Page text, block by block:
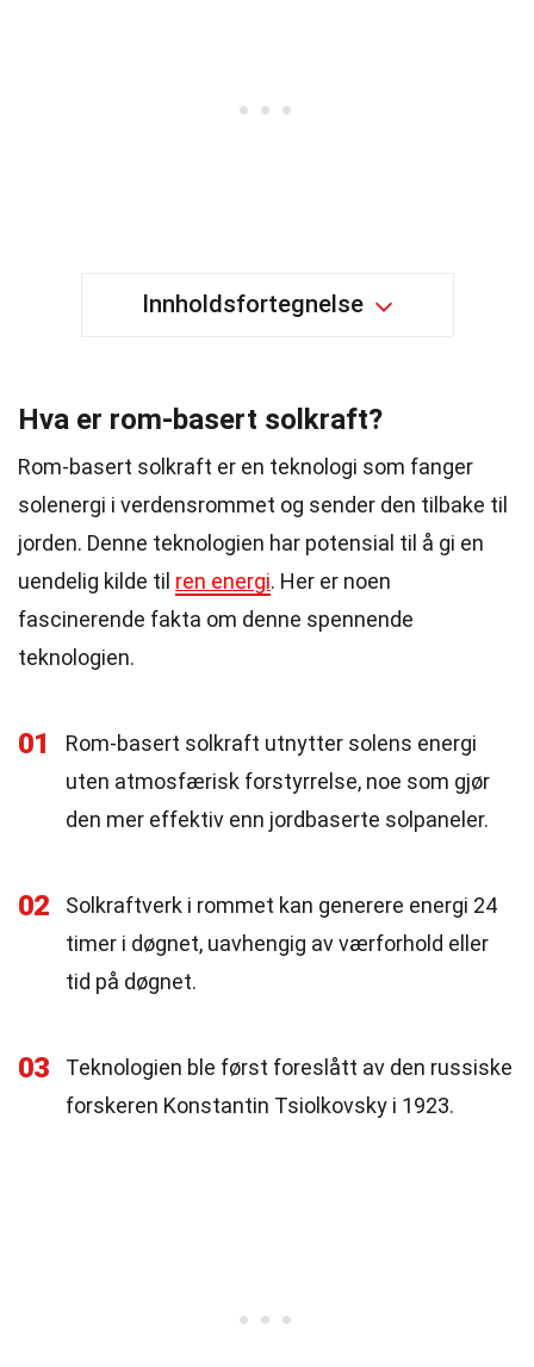
Innholdsfortegnelse
Hva er rom-basert solkraft?
Rom-basert solkraft er en teknologi som fanger
solenergi i verdensrommet og sender den tilbake til
jorden. Denne teknologien har potensial til å gi en
uendelig kilde til ren energi. Her er noen
fascinerende fakta om denne spennende
teknologien.
01
Rom-basert solkraft utnytter solens energi
uten atmosfærisk forstyrrelse, noe som gjør
den mer effektiv enn jordbaserte solpaneler.
02
Solkraftverk i rommet kan generere energi 24
timer i døgnet, uavhengig av værforhold eller
tid på døgnet.
03
Teknologien ble først foreslått av den russiske
forskeren Konstantin Tsiolkovsky i 1923.